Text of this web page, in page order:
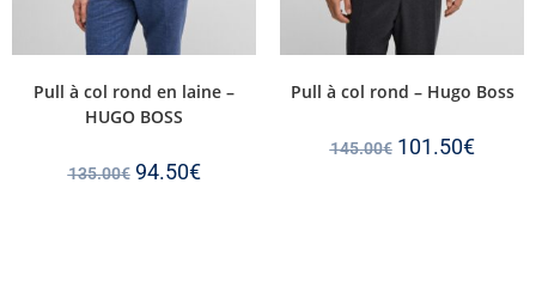
Pull à col rond en laine –
HUGO BOSS
135.00€ 94.50€
Pull à col rond – Hugo Boss
145.00€ 101.50€